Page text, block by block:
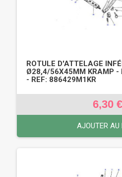
ROTULE D'ATTELAGE
Ø28,4/56X45MM KRAMP -
- REF: 886429M1KR
6,30 €
AJOUTER AU